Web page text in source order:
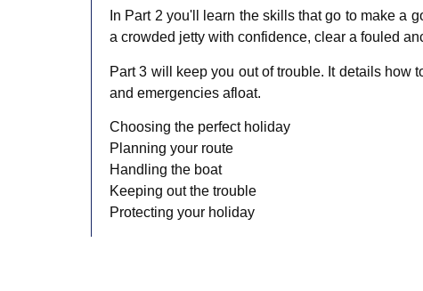
In Part 2 you'll learn the skills that go to make a
a crowded jetty with confidence, clear a fouled
Part 3 will keep you out of trouble. It details how
and emergencies afloat.
Choosing the perfect holiday
Planning your route
Handling the boat
Keeping out the trouble
Protecting your holiday